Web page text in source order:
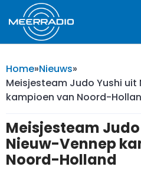
Home»Nieuws»
Meisjesteam Judo Yushi uit
kampioen van Noord-
Meisjesteam
Nieuw-Vennep
Noord-Holland